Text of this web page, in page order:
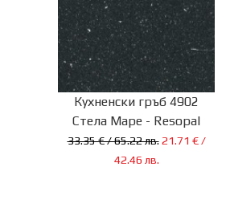
Кухненски гръб 4902
Стела Маре - Resopal
33.35 € / 65.22 лв. 21.71 € /
42.46 лв.